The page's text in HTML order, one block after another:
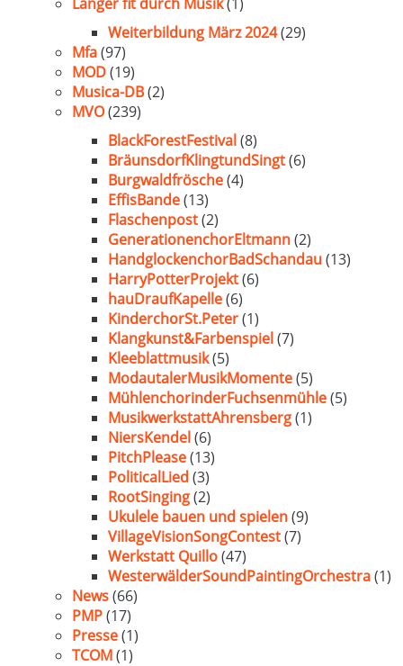
Weiterbildung März 2024(29)
Mfa(97)
MOD(19)
Musica-DB(2)
MVO(239)
BlackForestFestival(8)
BräunsdorfKlingtundSingt(6)
Burgwaldfrösche(4)
EffisBande(13)
Flaschenpost(2)
GenerationenchorEltmann(2)
HandglockenchorBadSchandau(13)
HarryPotterProjekt(6)
hauDraufKapelle(6)
KinderchorSt.Peter(1)
Klangkunst&Farbenspiel(7)
Kleeblattmusik(5)
ModautalerMusikMomente(5)
MühlenchorinderFuchsenmühle(5)
MusikwerkstattAhrensberg(1)
NiersKendel(6)
PitchPlease(13)
PoliticalLied (3)
RootSinging(2)
Ukulele bauen und spielen(9)
VillageVisionSongContest(7)
Werkstatt Quillo(47)
WesterwälderSoundPaintingOrchestra(1)
News(66)
PMP(17)
Presse(1)
TCOM(1)